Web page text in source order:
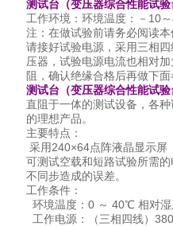
测试台（变压器综合性能试验
工作环境：环境温度：－10
注：在做试验前请务必阅读
请接好试验电源，采用三相
压器，试验电源电流也相对
阻，确认绝缘合格后再做下面
测试台（变压器综合性能试验
直阻于一体的测试设备，各
的理想产品。
主要特点：
采用240×64点阵液晶显示屏
可测试空载和短路试验所需
不同步造成的误差。
工作条件：
环境温度：0 ～ 40℃ 相对
工作电源：（三相四线）